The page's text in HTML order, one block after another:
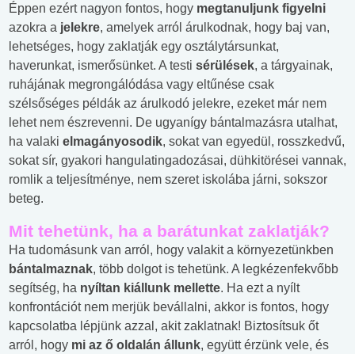
Éppen ezért nagyon fontos, hogy megtanuljunk figyelni
azokra a jelekre, amelyek arról árulkodnak, hogy baj van,
lehetséges, hogy zaklatják egy osztálytársunkat,
haverunkat, ismerősünket. A testi sérülések, a tárgyainak,
ruhájának megrongálódása vagy eltűnése csak
szélsőséges példák az árulkodó jelekre, ezeket már nem
lehet nem észrevenni. De ugyanígy bántalmazásra utalhat,
ha valaki elmagányosodik, sokat van egyedül, rosszkedvű,
sokat sír, gyakori hangulatingadozásai, dühkitörései vannak,
romlik a teljesítménye, nem szeret iskolába járni, sokszor
beteg.
Mit tehetünk, ha a barátunkat zaklatják?
Ha tudomásunk van arról, hogy valakit a környezetünkben
bántalmaznak, több dolgot is tehetünk. A legkézenfekvőbb
segítség, ha nyíltan kiállunk mellette. Ha ezt a nyílt
konfrontációt nem merjük bevállalni, akkor is fontos, hogy
kapcsolatba lépjünk azzal, akit zaklatnak! Biztosítsuk őt
arról, hogy mi az ő oldalán állunk, együtt érzünk vele, és